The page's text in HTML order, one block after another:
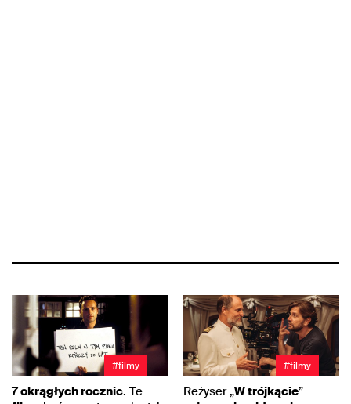
#filmy
7 okrągłych rocznic. Te
#filmy
Reżyser „W trójkącie”